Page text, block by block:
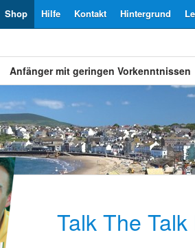
Hintergrund
Kontakt
Hilfe
Shop
Anfänger mit geringen Vorkenntnissen
Talk The